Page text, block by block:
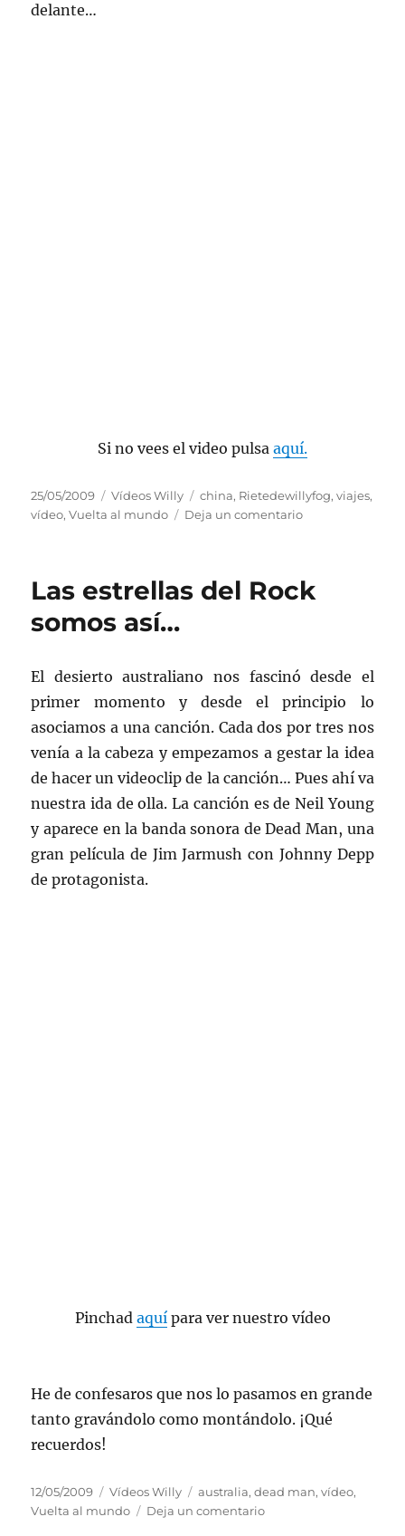
delante…
Si no vees el video pulsa aquí.
Publicado
el
25/05/2009 Categorías
Vídeos Willy Etiquetas
china, Rietedewillyfog,viajes,
vídeo,Vuelta al mundo Deja un comentarioen
2008
Las estrellas del Rock
somos así…
El desierto australiano nos fascinó desde el
primer momento y desde el principio lo
asociamos a una canción. Cada dos por tres nos
venía a la cabeza y empezamos a gestar la idea
de hacer un videoclip de la canción… Pues ahí va
nuestra ida de olla. La canción es de Neil Young
y aparece en la banda sonora de Dead Man, una
gran película de Jim Jarmush con Johnny Depp
de protagonista.
Pinchad aquípara ver nuestro vídeo
He de confesaros que nos lo pasamos en grande
tanto gravándolo como montándolo. ¡Qué
recuerdos!
Publicado
el
12/05/2009 Categorías
Vídeos Willy Etiquetas
australia,dead man,vídeo,
Vuelta al mundo
Deja un comentarioen